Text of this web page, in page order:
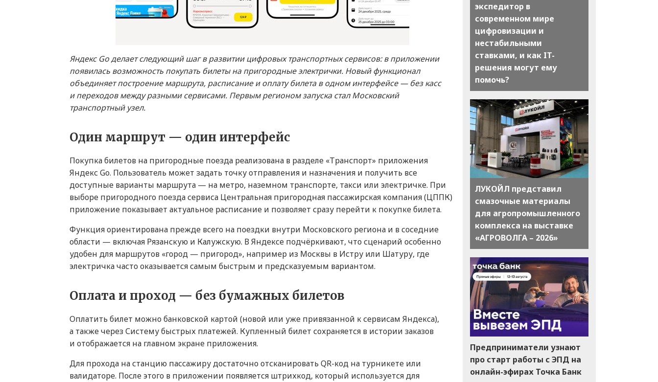
Яндекс Go делает следующий шаг в развитии цифровых транспортных сервисов: в приложении
появилась возможность покупать билеты на пригородные электрички. Новый функционал
объединяет построение маршрута, расписание и оплату билета в одном интерфейсе — без касс
и переходов между разными сервисами. Первым регионом запуска стал Московский
транспортный узел.
Один маршрут — один интерфейс
Покупка билетов на пригородные поезда реализована в разделе «Транспорт» приложения
Яндекс Go. Пользователь может задать точку отправления и назначения и получить все
доступные варианты маршрута — на метро, наземном транспорте, такси или электричке. При
выборе пригородного поезда сервиса Центральная пригородная пассажирская компания (ЦППК)
приложение показывает актуальное расписание и позволяет сразу перейти к покупке билета.
Функция ориентирована прежде всего на поездки внутри Московского региона и в соседние
области — включая Рязанскую и Калужскую. В Яндексе подчёркивают, что сценарий особенно
удобен для маршрутов «город — пригород», например из Москвы в Истру или Шатуру, где
электричка часто оказывается самым быстрым и предсказуемым вариантом.
Оплата и проход — без бумажных билетов
Оплатить билет можно банковской картой (новой или уже привязанной к сервисам Яндекса),
а также через Систему быстрых платежей. Купленный билет сохраняется в истории заказов
и отображается на главном экране приложения.
Для прохода на станцию пассажиру достаточно отсканировать QR-код на турникете или
валидаторе. После этого в приложении появляется штрихкод, который используется для
экспедитор в
современном мире
цифровизации и
нестабильными
ставками, и как IT-
решения могут ему
помочь?
ЛУКОЙЛ представил
смазочные материалы
для агропромышленного
комплекса на выставке
«АГРОВОЛГА – 2026»
Предприниматели узнают
про старт работы с ЭПД на
онлайн-эфирах Точка Банк